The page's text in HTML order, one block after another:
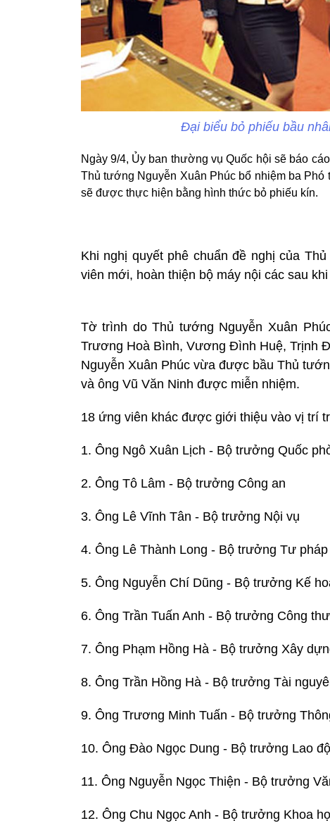
Đại biểu bỏ phiếu bầu
Ngày 9/4, Ủy ban thường vụ Quốc hội sẽ báo
Thủ tướng Nguyễn Xuân Phúc bổ nhiệm ba
sẽ được thực hiện bằng hình thức bỏ phiếu kín.
Khi nghị quyết phê chuẩn đề nghị của
viên mới, hoàn thiện bộ máy nội các sau
Tờ trình do Thủ tướng Nguyễn Xuân
Trương Hoà Bình, Vương Đình Huệ, Trịnh
Nguyễn Xuân Phúc vừa được bầu Thủ
và ông Vũ Văn Ninh được miễn nhiệm.
18 ứng viên khác được giới thiệu vào vị trí
1. Ông Ngô Xuân Lịch - Bộ trưởng Quốc
2. Ông Tô Lâm - Bộ trưởng Công an
3. Ông Lê Vĩnh Tân - Bộ trưởng Nội vụ
4. Ông Lê Thành Long - Bộ trưởng Tư pháp
5. Ông Nguyễn Chí Dũng - Bộ trưởng Kế
6. Ông Trần Tuấn Anh - Bộ trưởng Công
7. Ông Phạm Hồng Hà - Bộ trưởng Xây
8. Ông Trần Hồng Hà - Bộ trưởng Tài
9. Ông Trương Minh Tuấn - Bộ trưởng
10. Ông Đào Ngọc Dung - Bộ trưởng Lao
11. Ông Nguyễn Ngọc Thiện - Bộ trưởng
12. Ông Chu Ngọc Anh - Bộ trưởng Khoa